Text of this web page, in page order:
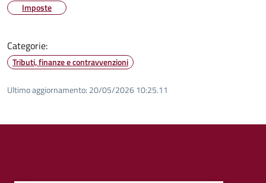
Imposte
Categorie:
Tributi, finanze e contravvenzioni
Ultimo aggiornamento: 20/05/2026 10:25.11